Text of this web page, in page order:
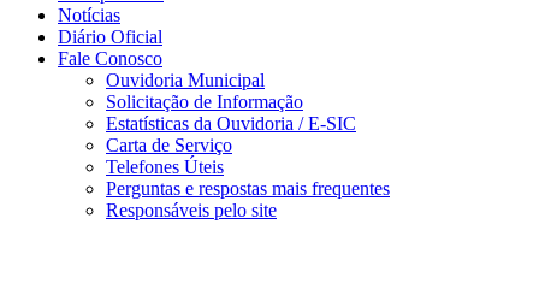
Notícias
Diário Oficial
Fale Conosco
Ouvidoria Municipal
Solicitação de Informação
Estatísticas da Ouvidoria / E-SIC
Carta de Serviço
Telefones Úteis
Perguntas e respostas mais frequentes
Responsáveis pelo site